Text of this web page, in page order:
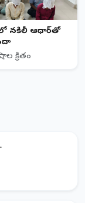
నకిలీ ఆధార్‌తో
క్రితం